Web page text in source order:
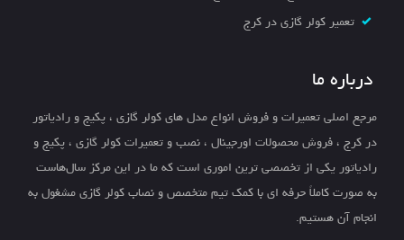
تعمیر کولر گازی در کرج
درباره ما
مرجع اصلی تعمیرات و فروش انواع مدل های کولر گازی ، پکیج و رادیاتور
در کرج ، فروش محصولات اورجینال ، نصب و تعمیرات کولر گازی ، پکیج و
رادیاتور یکی از تخصصی ترین اموری است که ما در این مرکز سال‌هاست
به صورت کاملاً حرفه ای با کمک تیم متخصص و نصاب کولر گازی مشغول به
انجام آن هستیم.